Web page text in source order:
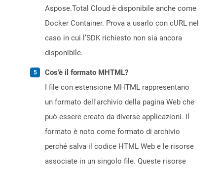
Aspose.Total Cloud è disponibile anche come
Docker Container. Prova a usarlo con cURL nel
caso in cui l’SDK richiesto non sia ancora
disponibile.
Cos'è il formato MHTML?
I file con estensione MHTML rappresentano
un formato dell'archivio della pagina Web che
può essere creato da diverse applicazioni. Il
formato è noto come formato di archivio
perché salva il codice HTML Web e le risorse
associate in un singolo file. Queste risorse